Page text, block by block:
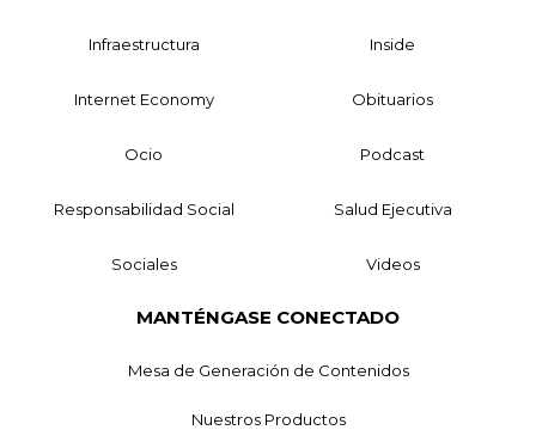
Infraestructura Inside
Internet Economy Obituarios
Ocio Podcast
Responsabilidad Social Salud Ejecutiva
Sociales Videos
MANTÉNGASE CONECTADO
Mesa de Generación de Contenidos
Nuestros Productos